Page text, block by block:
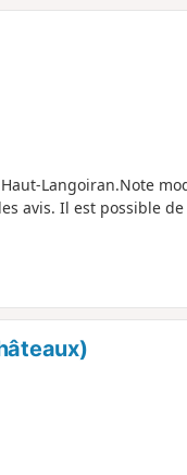
Langoiran.Note
avis. Il est possible